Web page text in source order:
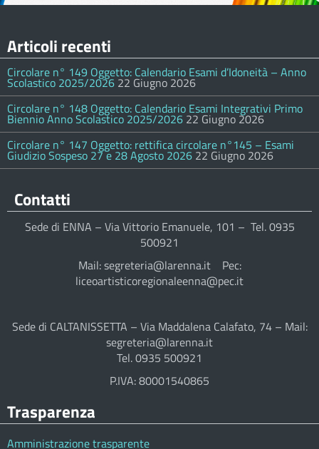
Articoli recenti
Circolare n° 149 Oggetto: Calendario Esami d’Idoneità – Anno
Scolastico 2025/2026 22 Giugno 2026
Circolare n° 148 Oggetto: Calendario Esami Integrativi Primo
Biennio Anno Scolastico 2025/2026 22 Giugno 2026
Circolare n° 147 Oggetto: rettifica circolare n°145 – Esami
Giudizio Sospeso 27 e 28 Agosto 2026 22 Giugno 2026
Contatti
Sede di ENNA – Via Vittorio Emanuele, 101 – Tel. 0935
500921
Mail: segreteria@larenna.it Pec:
liceoartisticoregionaleenna@pec.it
Sede di CALTANISSETTA – Via Maddalena Calafato, 74 – Mail:
segreteria@larenna.it
Tel. 0935 500921
P.IVA: 80001540865
Trasparenza
Amministrazione trasparente